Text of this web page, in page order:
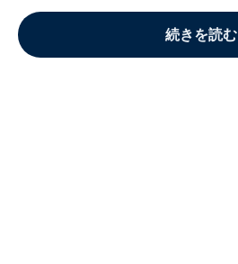
続きを読む